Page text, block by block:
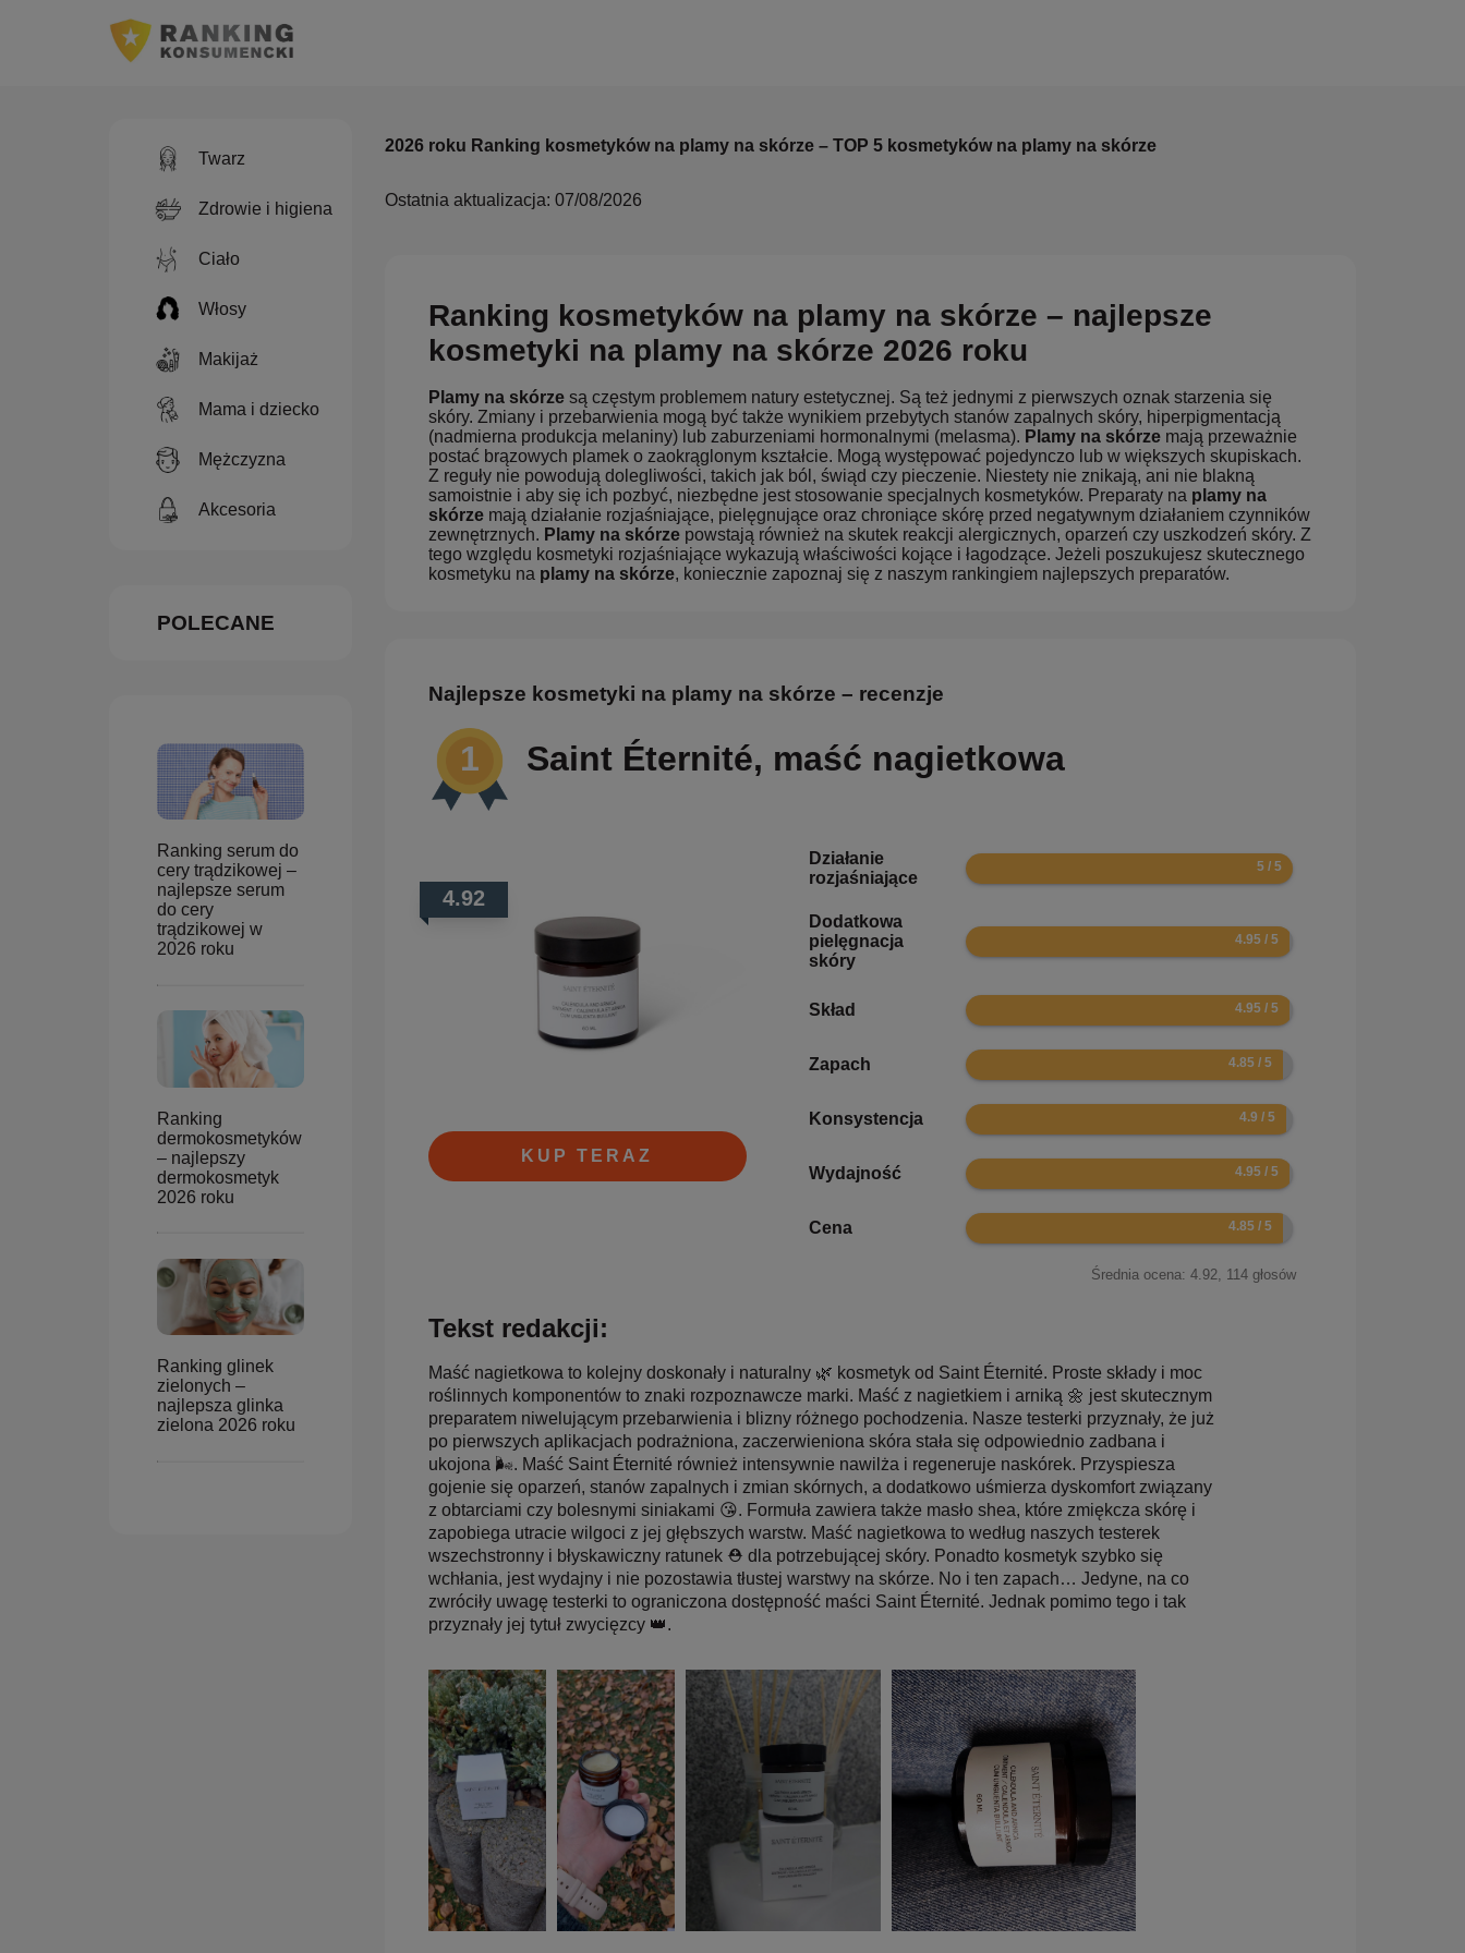
Twarz
Zdrowie i higiena
Ciało
Włosy
Makijaż
Mama i dziecko
Mężczyzna
Akcesoria
POLECANE
Ranking serum do
cery trądzikowej –
najlepsze serum
do cery
trądzikowej w
2026 roku
Ranking
dermokosmetyków
– najlepszy
dermokosmetyk
2026 roku
Ranking glinek
zielonych –
najlepsza glinka
zielona 2026 roku
2026 roku Ranking kosmetyków na plamy na skórze – TOP 5 kosmetyków na plamy na skórze
Ostatnia aktualizacja: 07/08/2026
Ranking kosmetyków na plamy na skórze – najlepsze
kosmetyki na plamy na skórze 2026 roku
Plamy na skórzesą częstym problemem natury estetycznej. Są też jednymi z pierwszych oznak starzenia się
skóry. Zmiany i przebarwienia mogą być także wynikiem przebytych stanów zapalnych skóry, hiperpigmentacją
(nadmierna produkcja melaniny) lub zaburzeniami hormonalnymi (melasma). Plamy na skórzemają przeważnie
postać brązowych plamek o zaokrąglonym kształcie. Mogą występować pojedynczo lub w większych skupiskach.
Z reguły nie powodują dolegliwości, takich jak ból, świąd czy pieczenie. Niestety nie znikają, ani nie blakną
samoistnie i aby się ich pozbyć, niezbędne jest stosowanie specjalnych kosmetyków. Preparaty na plamy na
skórzemają działanie rozjaśniające, pielęgnujące oraz chroniące skórę przed negatywnym działaniem czynników
zewnętrznych. Plamy na skórzepowstają również na skutek reakcji alergicznych, oparzeń czy uszkodzeń skóry. Z
tego względu kosmetyki rozjaśniające wykazują właściwości kojące i łagodzące. Jeżeli poszukujesz skutecznego
kosmetyku na plamy na skórze, koniecznie zapoznaj się z naszym rankingiem najlepszych preparatów.
Najlepsze kosmetyki na plamy na skórze – recenzje
Saint Éternité, maść nagietkowa
4.92
KUP TERAZ
Działanie
rozjaśniające
10
Dodatkowa
pielęgnacja
skóry
9.9
Skład 9.9
Zapach 9.7
Konsystencja 9.8
Wydajność 9.9
Cena 9.7
Średnia ocena: 4.92, 114 głosów
Tekst redakcji:
Maść nagietkowa to kolejny doskonały i naturalny 🌿 kosmetyk od Saint Éternité. Proste składy i moc
roślinnych komponentów to znaki rozpoznawcze marki. Maść z nagietkiem i arniką 🌼 jest skutecznym
preparatem niwelującym przebarwienia i blizny różnego pochodzenia. Nasze testerki przyznały, że już
po pierwszych aplikacjach podrażniona, zaczerwieniona skóra stała się odpowiednio zadbana i
ukojona 🌬. Maść Saint Éternité również intensywnie nawilża i regeneruje naskórek. Przyspiesza
gojenie się oparzeń, stanów zapalnych i zmian skórnych, a dodatkowo uśmierza dyskomfort związany
z obtarciami czy bolesnymi siniakami 😘. Formuła zawiera także masło shea, które zmiękcza skórę i
zapobiega utracie wilgoci z jej głębszych warstw. Maść nagietkowa to według naszych testerek
wszechstronny i błyskawiczny ratunek ⛑ dla potrzebującej skóry. Ponadto kosmetyk szybko się
wchłania, jest wydajny i nie pozostawia tłustej warstwy na skórze. No i ten zapach… Jedyne, na co
zwróciły uwagę testerki to ograniczona dostępność maści Saint Éternité. Jednak pomimo tego i tak
przyznały jej tytuł zwycięzcy 👑.